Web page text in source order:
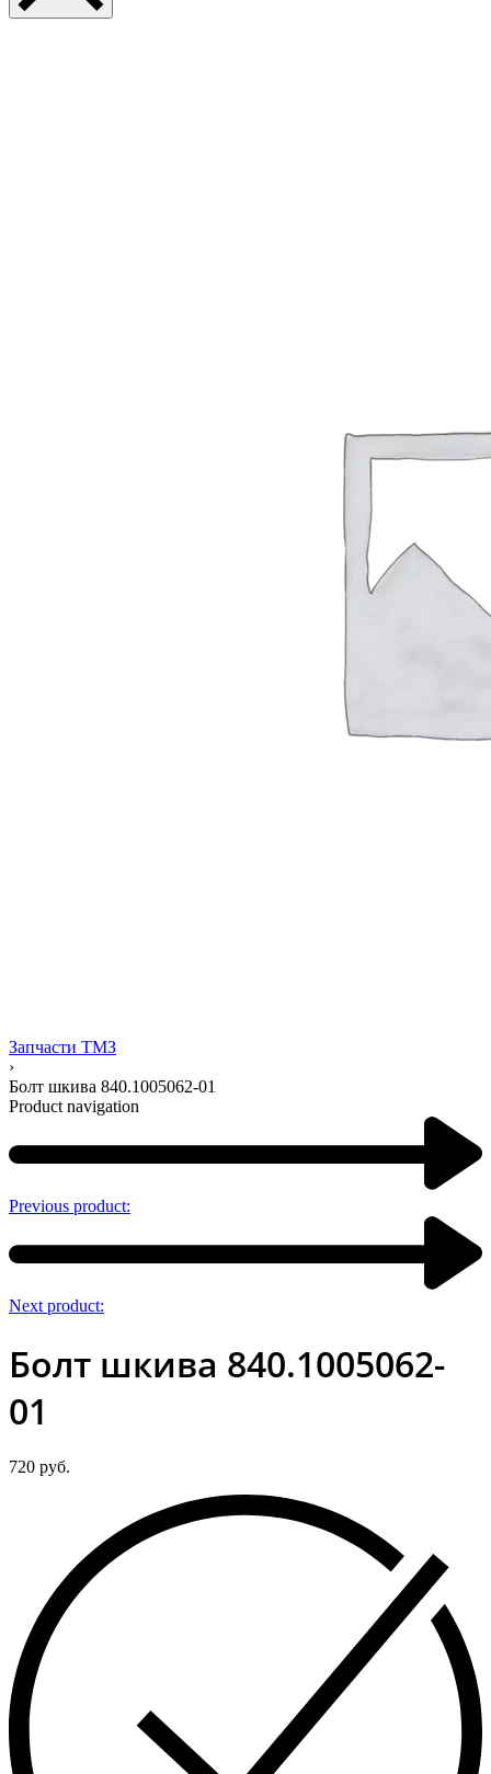
Запчасти ТМЗ
›
Болт шкива 840.1005062-01
Product navigation
Previous product:
Next product:
Болт шкива 840.1005062-
01
720 руб.